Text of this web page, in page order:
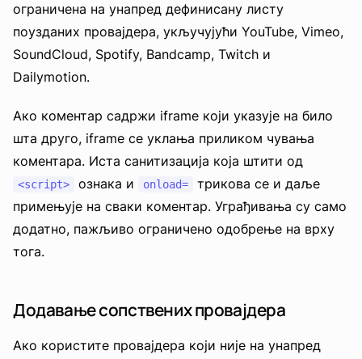
ограничена на унапред дефинисану листу
поузданих провајдера, укључујући YouTube, Vimeo,
SoundCloud, Spotify, Bandcamp, Twitch и
Dailymotion.
Ако коментар садржи iframe који указује на било
шта друго, iframe се уклања приликом чувања
коментара. Иста санитизација која штити од
<script> ознака и onload=
трикова се и даље
примењује на сваки коментар. Уграђивања су само
додатно, пажљиво ограничено одобрење на врху
тога.
Додавање сопствених провајдера
Ако користите провајдера који није на унапред